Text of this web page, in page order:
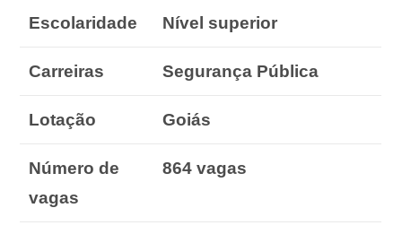
Escolaridade Nível superior
Carreiras Segurança Pública
Lotação Goiás
Número de
vagas
864 vagas